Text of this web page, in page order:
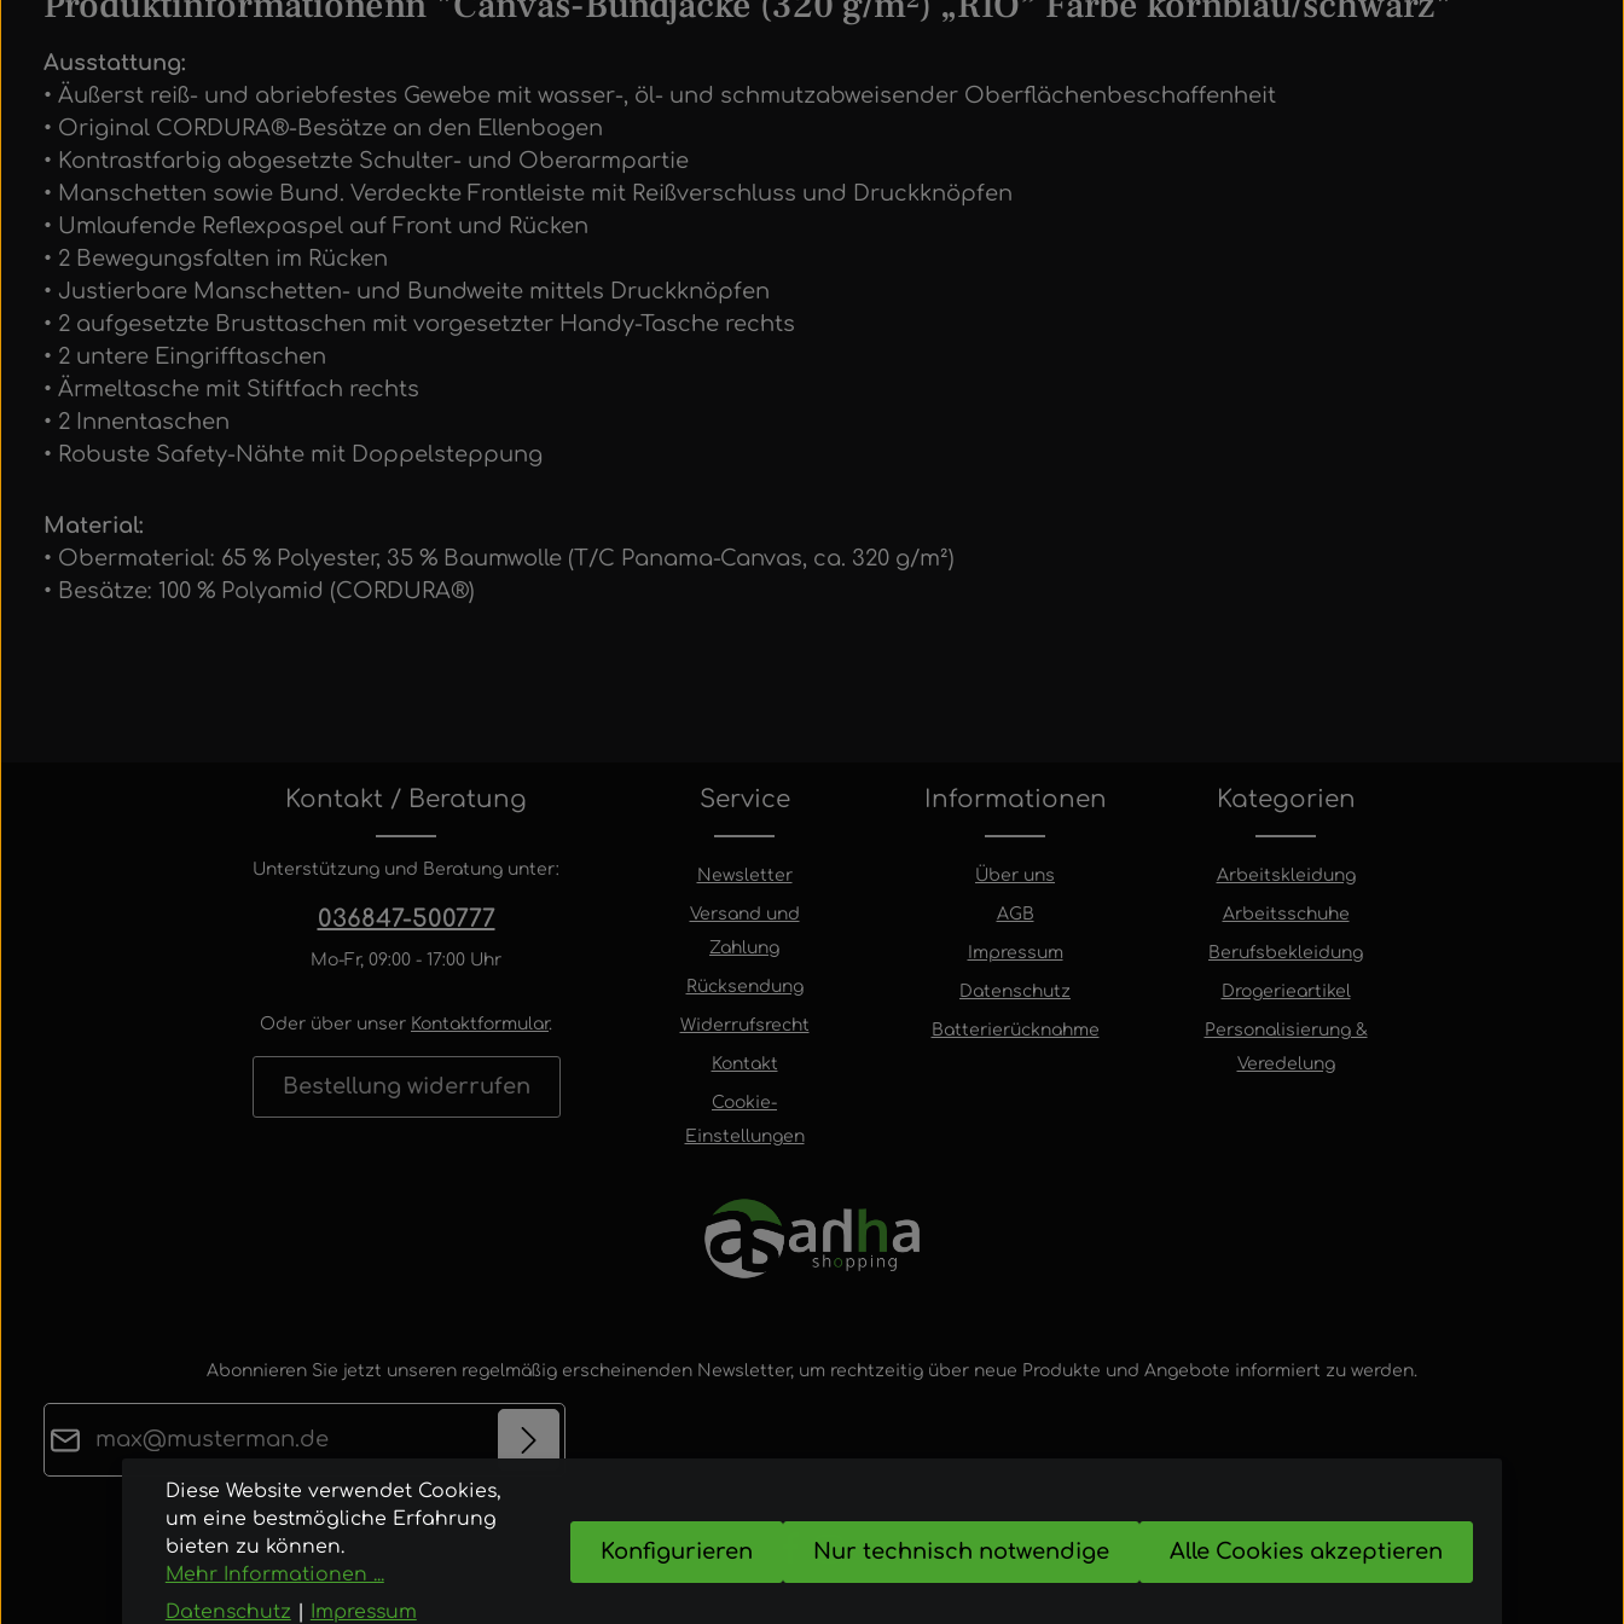
Ausstattung:
• Äußerst reiß- und abriebfestes Gewebe mit wasser-, öl- und schmutzabweisender Oberflächenbeschaffenheit
• Original CORDURA®-Besätze an den Ellenbogen
• Kontrastfarbig abgesetzte Schulter- und Oberarmpartie
• Manschetten sowie Bund. Verdeckte Frontleiste mit Reißverschluss und Druckknöpfen
• Umlaufende Reflexpaspel auf Front und Rücken
• 2 Bewegungsfalten im Rücken
• Justierbare Manschetten- und Bundweite mittels Druckknöpfen
• 2 aufgesetzte Brusttaschen mit vorgesetzter Handy-Tasche rechts
• 2 untere Eingrifftaschen
• Ärmeltasche mit Stiftfach rechts
• 2 Innentaschen
• Robuste Safety-Nähte mit Doppelsteppung
Material:
• Obermaterial: 65 % Polyester, 35 % Baumwolle (T/C Panama-Canvas, ca. 320 g/m²)
• Besätze: 100 % Polyamid (CORDURA®)
Kontakt / Beratung
Unterstützung und Beratung unter:
036847-500777
Mo-Fr, 09:00 - 17:00 Uhr
Oder über unser Kontaktformular.
Bestellung widerrufen
Service
Newsletter
Versand und
Zahlung
Rücksendung
Widerrufsrecht
Kontakt
Cookie-
Einstellungen
Informationen
Über uns
AGB
Impressum
Datenschutz
Batterierücknahme
Kategorien
Arbeitskleidung
Arbeitsschuhe
Berufsbekleidung
Drogerieartikel
Personalisierung &
Veredelung
Abonnieren Sie jetzt unseren regelmäßig erscheinenden Newsletter, um rechtzeitig über neue Produkte und Angebote informiert zu werden.
Datenschutz
Ich habe dieDatenschutzbestimmungen
Kenntnis genommen und dieAGB
bin mit ihnen einverstanden.
Die mit einem Stern (*) markierten Felder sind
Pflichtfelder.
Diese Website verwendet Cookies,
um eine bestmögliche Erfahrung
bieten zu können.
Mehr Informationen ...
Datenschutz
Impressum
Nur technisch notwendige
Konfigurieren Alle Cookies akzeptieren